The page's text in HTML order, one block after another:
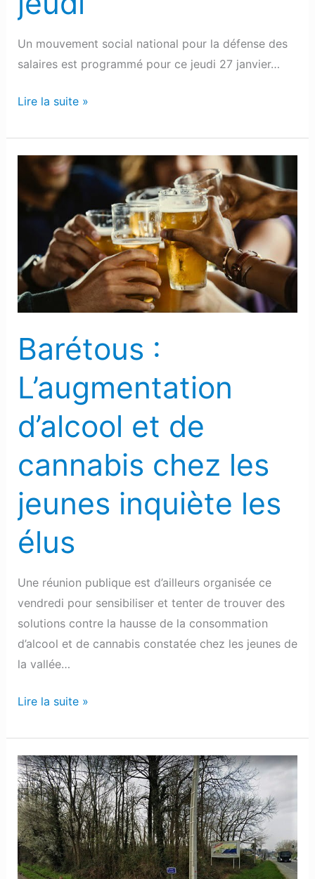
Un mouvement social national pour la défense des
salaires est programmé pour ce jeudi 27 janvier…
touché
par
la
de
Lire la suite »
Barétous :
L’augmentation
d’alcool et de
cannabis chez les
jeunes inquiète les
élus
Une réunion publique est d’ailleurs organisée ce
vendredi pour sensibiliser et tenter de trouver des
solutions contre la hausse de la consommation
d’alcool et de cannabis constatée chez les jeunes de
la vallée…
Barétous
L’augmentation
d’alcool
de
cannabis
chez
jeunes
Lire la suite »
Pau
:
Le
projet
du
village